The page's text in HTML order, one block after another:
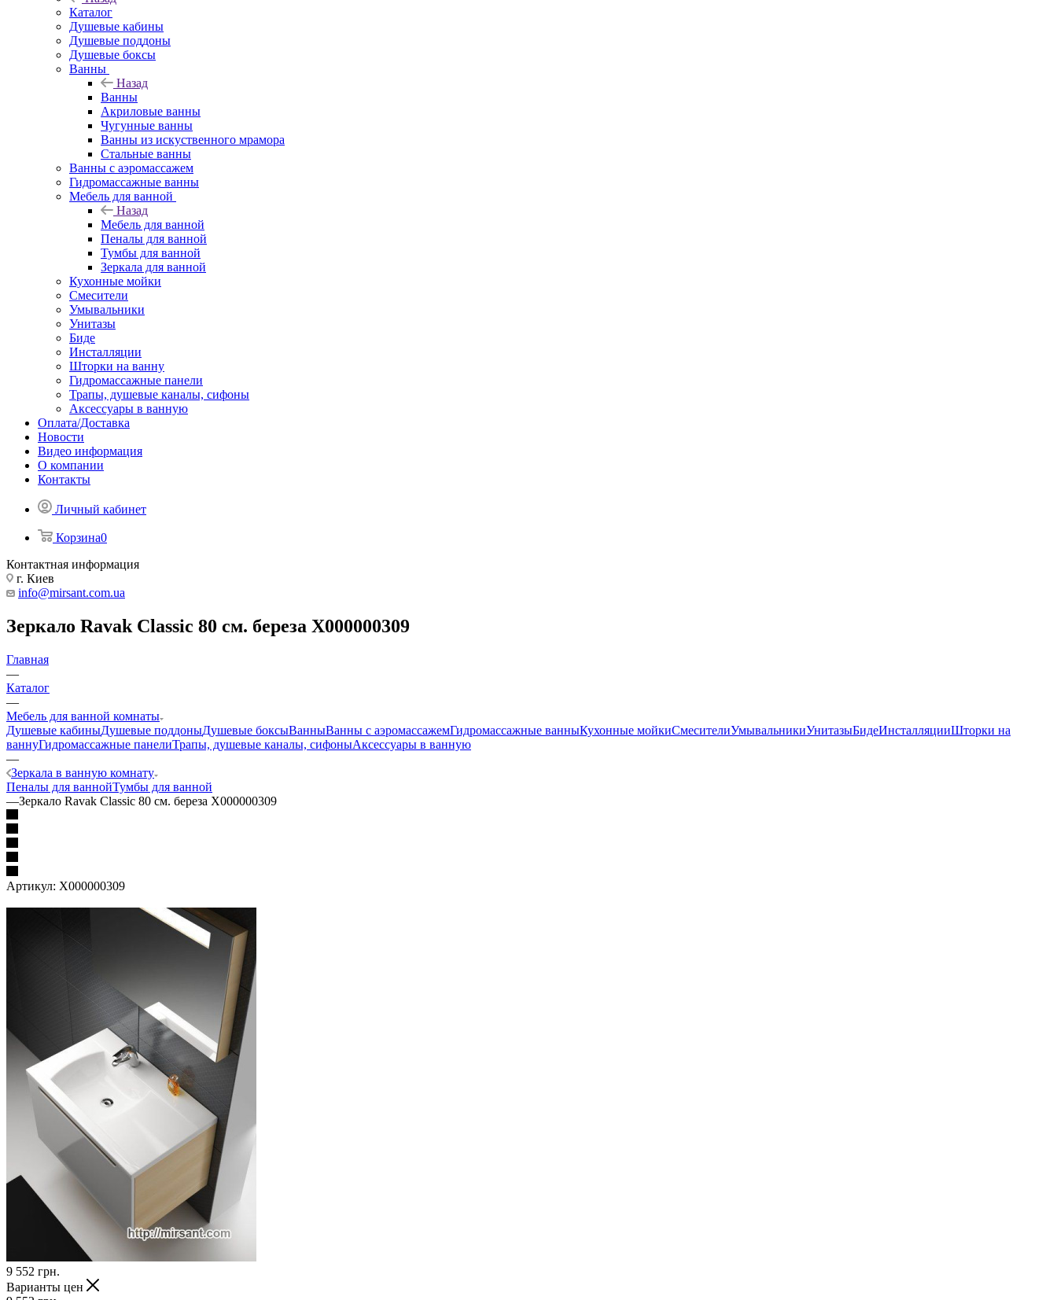
Каталог
Душевые кабины
Душевые поддоны
Душевые боксы
Ванны
Назад
Ванны
Акриловые ванны
Чугунные ванны
Ванны из искуственного мрамора
Стальные ванны
Ванны с аэромассажем
Гидромассажные ванны
Мебель для ванной
Назад
Мебель для ванной
Пеналы для ванной
Тумбы для ванной
Зеркала для ванной
Кухонные мойки
Смесители
Умывальники
Унитазы
Биде
Инсталляции
Шторки на ванну
Гидромассажные панели
Трапы, душевые каналы, сифоны
Аксессуары в ванную
Оплата/Доставка
Новости
Видео информация
О компании
Контакты
Личный кабинет
Корзина0
Контактная информация
г. Киев
info@mirsant.com.ua
Зеркало Ravak Classic 80 см. береза X000000309
Главная
—
Каталог
—
Мебель для ванной комнаты
Душевые кабиныДушевые поддоныДушевые боксыВанныВанны с аэромассажемГидромассажные ванныКухонные мойкиСмесителиУмывальникиУнитазыБидеИнсталляцииШторки на
ваннуГидромассажные панелиТрапы, душевые каналы, сифоныАксессуары в ванную
—
Зеркала в ванную комнату
Пеналы для ваннойТумбы для ванной
—Зеркало Ravak Classic 80 см. береза X000000309
Артикул: X000000309
9 552 грн.
Варианты цен